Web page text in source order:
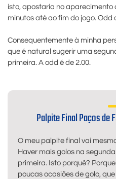
isto, apostaria no aparecimento
minutos até ao fim do jogo. Odd
Consequentemente à minha
que é natural sugerir uma
primeira. A odd é de 2.00.
Palpite Final Paços de
O meu palpite final vai
Haver mais golos na
primeira. Isto porquê?
poucas ocasiões de golo,